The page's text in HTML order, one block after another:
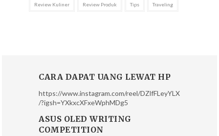
Review Kuliner Review Produk Tips Traveling
CARA DAPAT UANG LEWAT HP
https://www.instagram.com/reel/DZlfFLeyYLX
/?igsh=YXkxcXFxeWphMDg5
ASUS OLED WRITING
COMPETITION